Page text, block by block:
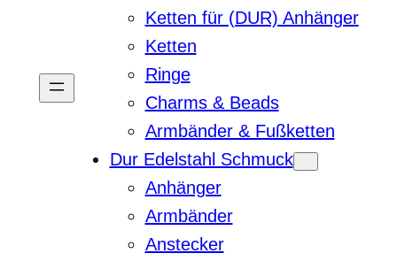
Ketten für (DUR) Anhänger
Ketten
Ringe
Charms & Beads
Armbänder & Fußketten
Dur Edelstahl Schmuck
Anhänger
Armbänder
Anstecker